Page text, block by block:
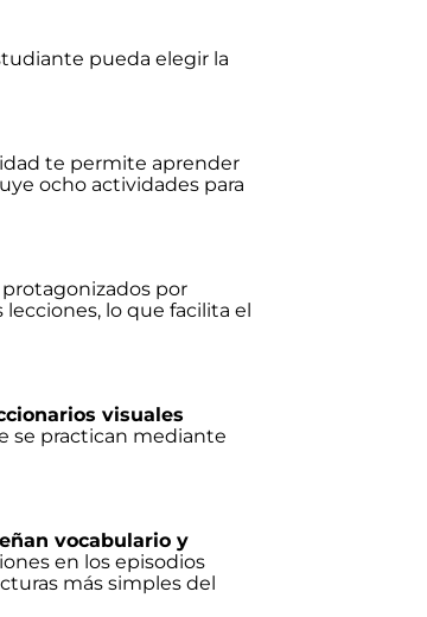
pueda elegir la
te permite aprender
ocho actividades para
por
lo que facilita el
visuales
se practican mediante
vocabulario y
en los episodios
más simples del